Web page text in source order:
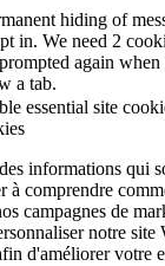
hiding of
in. We need 2
again when
a tab.
essential site
informations qui
à comprendre
campagnes de
notre site
d'améliorer votre